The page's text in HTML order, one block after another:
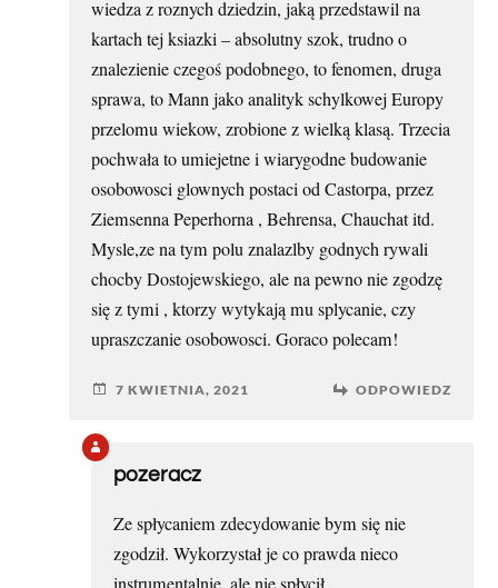
wiedza z roznych dziedzin, jaką przedstawil na
kartach tej ksiazki – absolutny szok, trudno o
znalezienie czegoś podobnego, to fenomen, druga
sprawa, to Mann jako analityk schylkowej Europy
przelomu wiekow, zrobione z wielką klasą. Trzecia
pochwała to umiejetne i wiarygodne budowanie
osobowosci glownych postaci od Castorpa, przez
Ziemsenna Peperhorna , Behrensa, Chauchat itd.
Mysle,ze na tym polu znalazlby godnych rywali
chocby Dostojewskiego, ale na pewno nie zgodzę
się z tymi , ktorzy wytykają mu splycanie, czy
upraszczanie osobowosci. Goraco polecam!
7 KWIETNIA, 2021 ODPOWIEDZ
pozeracz
Ze spłycaniem zdecydowanie bym się nie
zgodził. Wykorzystał je co prawda nieco